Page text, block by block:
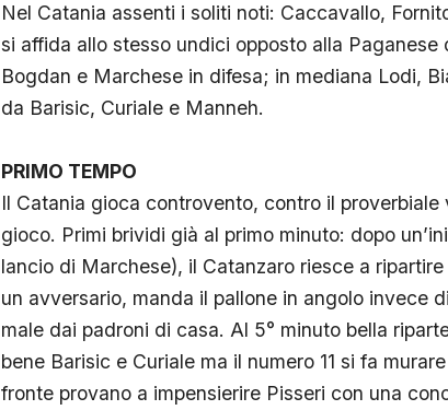
Nel Catania assenti i soliti noti: Caccavallo,
si affida allo stesso undici opposto alla
Bogdan e Marchese in difesa; in mediana Lodi,
da Barisic, Curiale e Manneh.
PRIMO TEMPO
Il Catania gioca controvento, contro il proverbiale
gioco. Primi brividi già al primo minuto: dopo
lancio di Marchese), il Catanzaro riesce a
un avversario, manda il pallone in angolo invece
male dai padroni di casa. Al 5° minuto bella
bene Barisic e Curiale ma il numero 11 si fa
fronte provano a impensierire Pisseri con una